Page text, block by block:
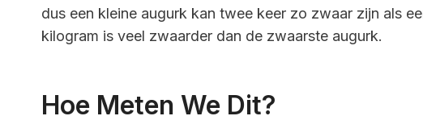
dus een kleine augurk kan twee keer zo zwaar zijn als
kilogram is veel zwaarder dan de zwaarste augurk.
Hoe Meten We Dit?